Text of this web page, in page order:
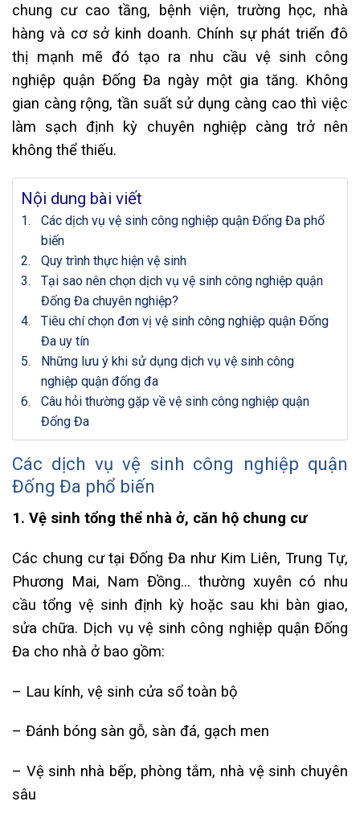
chung cư cao tầng, bệnh viện, trường học, nhà
hàng và cơ sở kinh doanh. Chính sự phát triển đô
thị mạnh mẽ đó tạo ra nhu cầu vệ sinh công
nghiệp quận Đống Đa ngày một gia tăng. Không
gian càng rộng, tần suất sử dụng càng cao thì việc
làm sạch định kỳ chuyên nghiệp càng trở nên
không thể thiếu.
Nội dung bài viết
Các dịch vụ vệ sinh công nghiệp quận Đống Đa phổ
biến
Quy trình thực hiện vệ sinh
Tại sao nên chọn dịch vụ vệ sinh công nghiệp quận
Đống Đa chuyên nghiệp?
Tiêu chí chọn đơn vị vệ sinh công nghiệp quận Đống
Đa uy tín
Những lưu ý khi sử dụng dịch vụ vệ sinh công
nghiệp quận đống đa
Câu hỏi thường gặp về vệ sinh công nghiệp quận
Đống Đa
Các dịch vụ vệ sinh công nghiệp quận
Đống Đa phổ biến
1. Vệ sinh tổng thể nhà ở, căn hộ chung cư
Các chung cư tại Đống Đa như Kim Liên, Trung Tự,
Phương Mai, Nam Đồng… thường xuyên có nhu
cầu tổng vệ sinh định kỳ hoặc sau khi bàn giao,
sửa chữa. Dịch vụ vệ sinh công nghiệp quận Đống
Đa cho nhà ở bao gồm:
– Lau kính, vệ sinh cửa sổ toàn bộ
– Đánh bóng sàn gỗ, sàn đá, gạch men
– Vệ sinh nhà bếp, phòng tắm, nhà vệ sinh chuyên
sâu